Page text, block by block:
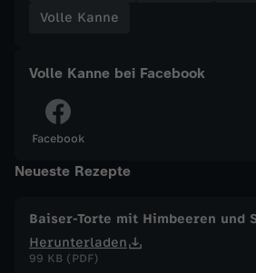
n
e
n
z
m
Volle Kanne
Volle Kanne bei Facebook
Facebook
Neueste Rezepte
Baiser-Torte mit Himbeeren und
Herunterladen
99 KB (PDF)